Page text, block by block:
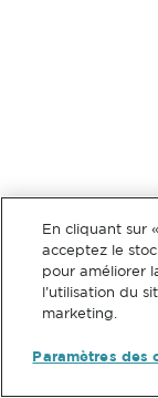
En cliquant sur
acceptez le
pour améliorer
l’utilisation du
marketing.
Paramètres des